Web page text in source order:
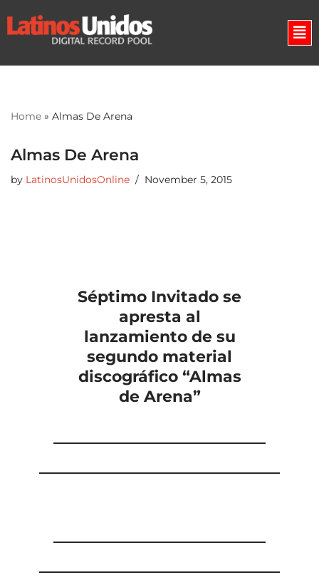
Skip
Home » Almas De Arena
Almas De Arena
by LatinosUnidosOnline November 5, 2015
Séptimo Invitado se
apresta al
lanzamiento de su
segundo material
discográfico “Almas
de Arena”